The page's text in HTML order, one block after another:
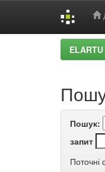
Пошук:
запит
Поточні